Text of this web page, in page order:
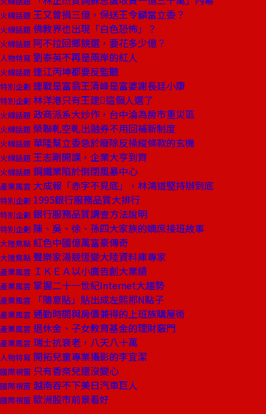
火線話題 王又曾捐三億，保送王令麟當立委？
火線話題 佛教界也出現「白色恐怖」？
火線話題 阿不拉回鄉競選，要花多少億？
人物特寫 劉泰英不再是兩岸的紅人
火線話題 連江丙坤都要反監聽
特別企劃 連戰是富翁王清峰是富婆謝長廷小康
特別企劃 林洋港只有王建這個人選了
火線話題 政商派系大炒作，台中淪為房市重災區
火線話題 榮聯軋空軋出融券不用回補新制度
火線話題 華隆幫立委急於廢除反操縱條款的玄機
火線話題 王志剛開課，企業大亨到齊
火線話題 鋼鐵業陷於倒閉風暴中心
產業風雲 大成報「赤字不見底」，林鴻道堅持辦到底
特別企劃 1995銀行服務品質大排行
特別企劃 銀行服務品質調查方法說明
特別企劃 陳、吳、徐、孫四大家族的嫡庶接班故事
大陸焦點 紅色中國億萬富豪傳奇
大陸焦點 聲樂家湯競恆變大陸資料庫專家
產業風雲 ＩＫＥＡ以小廣告創大業績
產業風雲 掌握二十一世紀Internet大趨勢
產業風雲 「隨意貼」貼出成左熙郱N點子
產業風雲 通勤時間與房價兼得的上班族購屋術
產業風雲 退休金、子女教育基金的理財竅門
產業風雲 瑞士抗衰老，八天八十萬
人物特寫 開拓兒童專業攝影的李宜潔
國際視窗 只有香奈兒還沒變心
國際視窗 越南吞不下美日汽車巨人
國際視窗 歐洲股市前景看好